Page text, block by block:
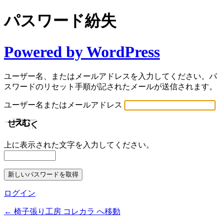
パスワード紛失
Powered by WordPress
ユーザー名、またはメールアドレスを入力してください。パ
スワードのリセット手順が記されたメールが送信されます。
ユーザー名またはメールアドレス
上に表示された文字を入力してください。
ログイン
← 椅子張り工房 コレカラ へ移動